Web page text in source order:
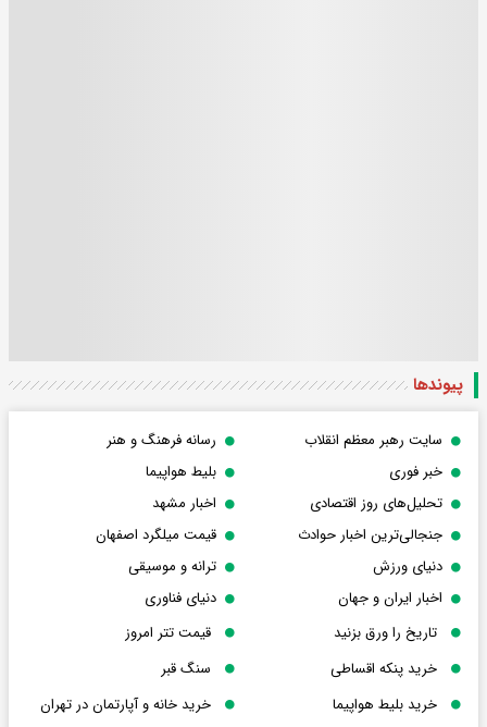
پیوندها
سایت رهبر معظم انقلاب
رسانه فرهنگ و هنر
خبر فوری
بلیط هواپیما
تحلیل‌های روز اقتصادی
اخبار مشهد
جنجالی‌ترین اخبار حوادث
قیمت میلگرد اصفهان
دنیای ورزش
ترانه و موسیقی
اخبار ایران و جهان
دنیای فناوری
تاریخ را ورق بزنید
قیمت تتر امروز
خرید پنکه اقساطی
سنگ قبر
خرید بلیط هواپیما
خرید خانه و آپارتمان در تهران